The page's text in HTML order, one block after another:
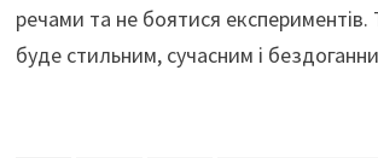
речами та не боятися
буде стильним, сучасним і